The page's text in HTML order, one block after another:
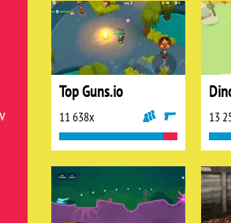
Top Guns.io
11 638x 13